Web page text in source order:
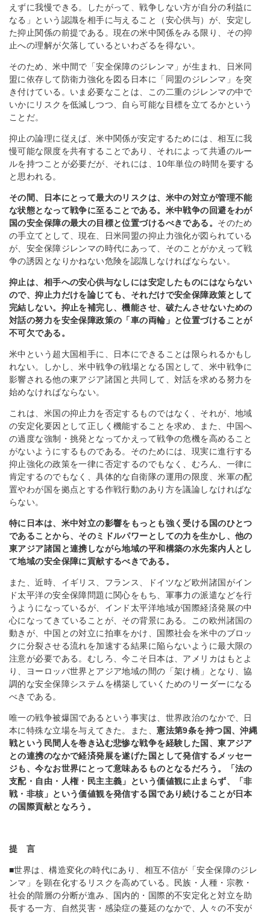
えずに我慢できる。したがって、戦争しない方が自分の利益に
なる」という認識を相手に与えること（安心供与）が、安定し
た抑止関係の前提である。現在の米中関係をみる限り、その抑
止への理解が欠落しているといわざるを得ない。
そのため、米中間で「安全保障のジレンマ」が生まれ、日米同
盟に依存して防衛力強化を図る日本に「同盟のジレンマ」を突
き付けている。いま必要なことは、この二重のジレンマの中で
いかにリスクを低減しつつ、自ら可能な目標を立てるかという
ことだ。
抑止の論理に従えば、米中関係が安定するためには、相互に我
慢可能な限度を共有することであり、それによって共通のルー
ルを持つことが必要だが、それには、10年単位の時間を要する
と思われる。
その間、日本にとって最大のリスクは、米中の対立が管理不能
な状態となって戦争に至ることである。米中戦争の回避をわが
国の安全保障の最大の目標と位置づけるべきである。 そのため
の手立てとして、現在、日米同盟の抑止力強化が図られている
が、安全保障ジレンマの時代にあって、そのことがかえって戦
争の誘因となりかねない危険を認識しなければならない。
抑止は、相手への安心供与なしには安定したものにはならない
ので、抑止力だけを論じても、それだけで安全保障政策として
完結しない。抑止を補完し、機能させ、破たんさせないための
対話の努力を安全保障政策の「車の両輪」と位置づけることが
不可欠である。
米中という超大国相手に、日本にできることは限られるかもし
れない。しかし、米中戦争の戦場となる国として、米中戦争に
影響される他の東アジア諸国と共同して、対話を求める努力を
始めなければならない。
これは、米国の抑止力を否定するものではなく、それが、地域
の安定化要因として正しく機能することを求め、また、中国へ
の過度な強制・挑発となってかえって戦争の危機を高めること
がないようにするものである。そのためには、現実に進行する
抑止強化の政策を一律に否定するのでもなく、むろん、一律に
肯定するのでもなく、具体的な自衛隊の運用の限度、米軍の配
置やわが国を拠点とする作戦行動のあり方を議論しなければな
らない。
特に日本は、米中対立の影響をもっとも強く受ける国のひとつ
であることから、そのミドルパワーとしての力を生かし、他の
東アジア諸国と連携しながら地域の平和構築の水先案内人とし
て地域の安全保障に貢献するべきである。
また、近時、イギリス、フランス、ドイツなど欧州諸国がイン
ド太平洋の安全保障問題に関心をもち、軍事力の派遣などを行
うようになっているが、インド太平洋地域が国際経済発展の中
心になってきていることが、その背景にある。この欧州諸国の
動きが、中国との対立に拍車をかけ、国際社会を米中のブロッ
クに分裂させる流れを加速する結果に陥らないように最大限の
注意が必要である。むしろ、今こそ日本は、アメリカはもとよ
り、ヨーロッパ世界とアジア地域の間の「架け橋」となり、協
調的な安全保障システムを構築していくためのリーダーになる
べきである。
唯一の戦争被爆国であるという事実は、世界政治のなかで、日
本に特殊な立場を与えてきた。また、憲法第9条を持つ国、沖縄
戦という民間人を巻き込む悲惨な戦争を経験した国、東アジア
との連携のなかで経済発展を遂げた国として発信するメッセー
ジも、今なお世界にとって意味あるものとなるだろう。「法の
支配・自由・人権・民主主義」という価値観に止まらず、「非
戦・非核」という価値観を発信する国であり続けることが日本
の国際貢献となろう。
提 言
■世界は、構造変化の時代にあり、相互不信が「安全保障のジレ
ンマ」を顕在化するリスクを高めている。民族・人種・宗教・
社会的階層の分断が進み、国内的・国際的不安定化と対立を助
長する一方、自然災害・感染症の蔓延のなかで、人々の不安が